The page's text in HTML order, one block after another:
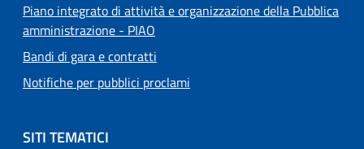
Piano integrato di attività e organizzazione della Pubblica
amministrazione - PIAO
Bandi di gara e contratti
Notifiche per pubblici proclami
SITI TEMATICI